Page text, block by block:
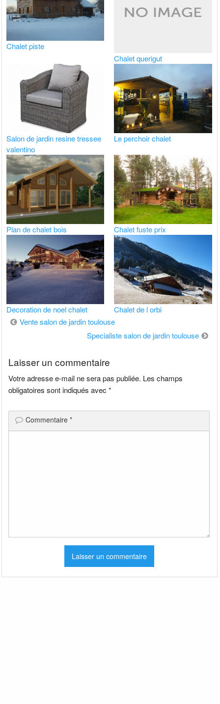
Chalet piste
Chalet querigut
Salon de jardin resine tressee
valentino
Le perchoir chalet
Plan de chalet bois Chalet fuste prix
Decoration de noel chalet Chalet de l orbi
Navigation
Vente salon de jardin toulouse
Specialiste salon de jardin toulouse
Laisser un commentaire
Votre adresse e-mail ne sera pas publiée. Les champs
obligatoires sont indiqués avec*
Commentaire*